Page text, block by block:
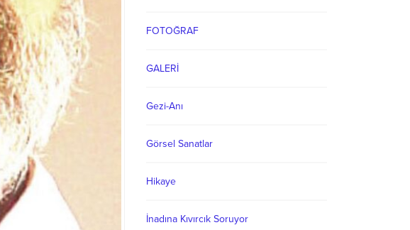
FOTOĞRAF
GALERİ
Gezi-Anı
Görsel Sanatlar
Hikaye
İnadına Kıvırcık Soruyor